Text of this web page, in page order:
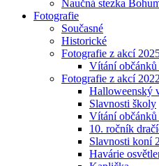
Naučná stezka
Fotografie
Současné
Historické
Fotografie z akcí
Vítání občánků
Fotografie z akcí 2022
Halloweenský
Slavnosti školy
Vítání občánků
10. ročník
Slavnosti koní
Havárie